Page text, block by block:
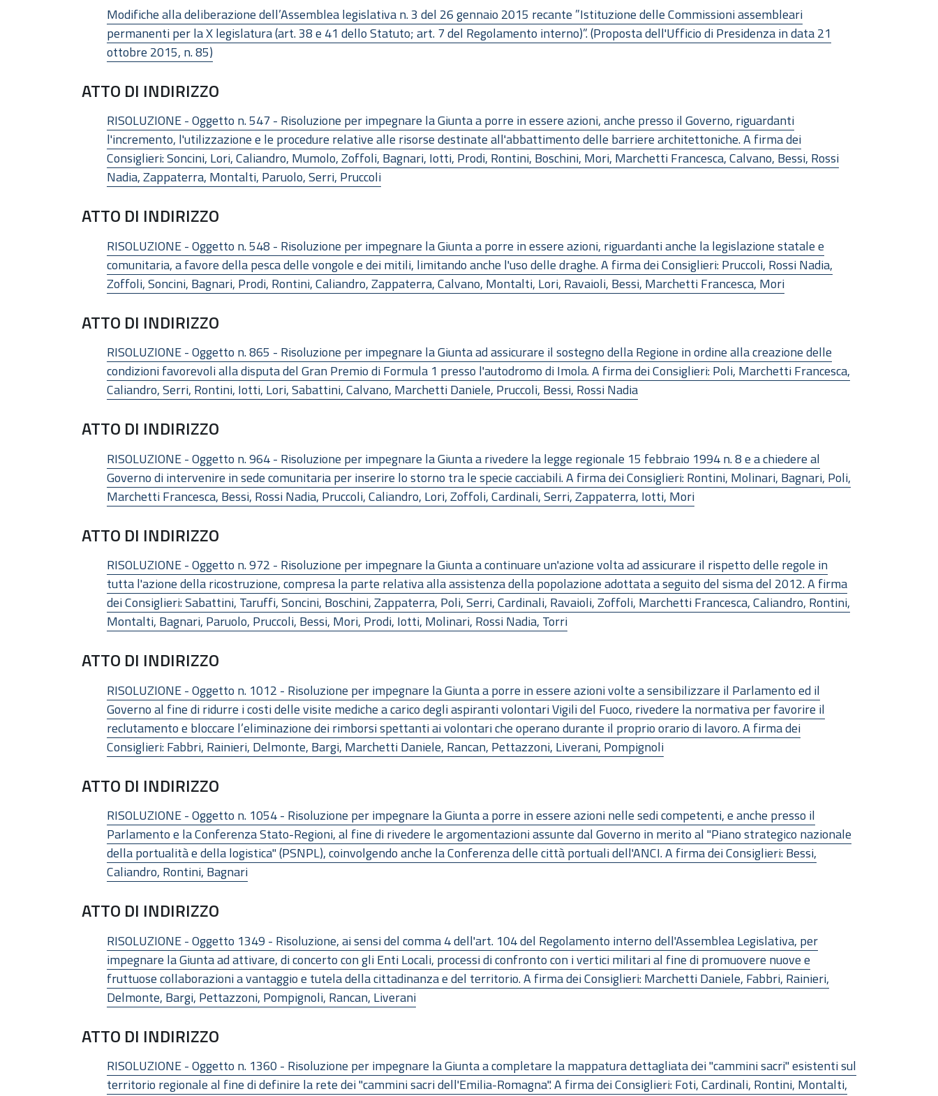
Modifiche alla deliberazione dell’Assemblea legislativa n. 3 del 26 gennaio 2015 recante ”Istituzione delle Commissioni assembleari
permanenti per la X legislatura (art. 38 e 41 dello Statuto; art. 7 del Regolamento interno)”. (Proposta dell'Ufficio di Presidenza in data 21
ottobre 2015, n. 85)
ATTO DI INDIRIZZO
RISOLUZIONE - Oggetto n. 547 - Risoluzione per impegnare la Giunta a porre in essere azioni, anche presso il Governo, riguardanti
l'incremento, l'utilizzazione e le procedure relative alle risorse destinate all'abbattimento delle barriere architettoniche. A firma dei
Consiglieri: Soncini, Lori, Caliandro, Mumolo, Zoffoli, Bagnari, Iotti, Prodi, Rontini, Boschini, Mori, Marchetti Francesca, Calvano, Bessi, Rossi
Nadia, Zappaterra, Montalti, Paruolo, Serri, Pruccoli
ATTO DI INDIRIZZO
RISOLUZIONE - Oggetto n. 548 - Risoluzione per impegnare la Giunta a porre in essere azioni, riguardanti anche la legislazione statale e
comunitaria, a favore della pesca delle vongole e dei mitili, limitando anche l'uso delle draghe. A firma dei Consiglieri: Pruccoli, Rossi Nadia,
Zoffoli, Soncini, Bagnari, Prodi, Rontini, Caliandro, Zappaterra, Calvano, Montalti, Lori, Ravaioli, Bessi, Marchetti Francesca, Mori
ATTO DI INDIRIZZO
RISOLUZIONE - Oggetto n. 865 - Risoluzione per impegnare la Giunta ad assicurare il sostegno della Regione in ordine alla creazione delle
condizioni favorevoli alla disputa del Gran Premio di Formula 1 presso l'autodromo di Imola. A firma dei Consiglieri: Poli, Marchetti Francesca,
Caliandro, Serri, Rontini, Iotti, Lori, Sabattini, Calvano, Marchetti Daniele, Pruccoli, Bessi, Rossi Nadia
ATTO DI INDIRIZZO
RISOLUZIONE - Oggetto n. 964 - Risoluzione per impegnare la Giunta a rivedere la legge regionale 15 febbraio 1994 n. 8 e a chiedere al
Governo di intervenire in sede comunitaria per inserire lo storno tra le specie cacciabili. A firma dei Consiglieri: Rontini, Molinari, Bagnari, Poli,
Marchetti Francesca, Bessi, Rossi Nadia, Pruccoli, Caliandro, Lori, Zoffoli, Cardinali, Serri, Zappaterra, Iotti, Mori
ATTO DI INDIRIZZO
RISOLUZIONE - Oggetto n. 972 - Risoluzione per impegnare la Giunta a continuare un'azione volta ad assicurare il rispetto delle regole in
tutta l'azione della ricostruzione, compresa la parte relativa alla assistenza della popolazione adottata a seguito del sisma del 2012. A firma
dei Consiglieri: Sabattini, Taruffi, Soncini, Boschini, Zappaterra, Poli, Serri, Cardinali, Ravaioli, Zoffoli, Marchetti Francesca, Caliandro, Rontini,
Montalti, Bagnari, Paruolo, Pruccoli, Bessi, Mori, Prodi, Iotti, Molinari, Rossi Nadia, Torri
ATTO DI INDIRIZZO
RISOLUZIONE - Oggetto n. 1012 - Risoluzione per impegnare la Giunta a porre in essere azioni volte a sensibilizzare il Parlamento ed il
Governo al fine di ridurre i costi delle visite mediche a carico degli aspiranti volontari Vigili del Fuoco, rivedere la normativa per favorire il
reclutamento e bloccare l’eliminazione dei rimborsi spettanti ai volontari che operano durante il proprio orario di lavoro. A firma dei
Consiglieri: Fabbri, Rainieri, Delmonte, Bargi, Marchetti Daniele, Rancan, Pettazzoni, Liverani, Pompignoli
ATTO DI INDIRIZZO
RISOLUZIONE - Oggetto n. 1054 - Risoluzione per impegnare la Giunta a porre in essere azioni nelle sedi competenti, e anche presso il
Parlamento e la Conferenza Stato-Regioni, al fine di rivedere le argomentazioni assunte dal Governo in merito al "Piano strategico nazionale
della portualità e della logistica" (PSNPL), coinvolgendo anche la Conferenza delle città portuali dell'ANCI. A firma dei Consiglieri: Bessi,
Caliandro, Rontini, Bagnari
ATTO DI INDIRIZZO
RISOLUZIONE - Oggetto 1349 - Risoluzione, ai sensi del comma 4 dell'art. 104 del Regolamento interno dell'Assemblea Legislativa, per
impegnare la Giunta ad attivare, di concerto con gli Enti Locali, processi di confronto con i vertici militari al fine di promuovere nuove e
fruttuose collaborazioni a vantaggio e tutela della cittadinanza e del territorio. A firma dei Consiglieri: Marchetti Daniele, Fabbri, Rainieri,
Delmonte, Bargi, Pettazzoni, Pompignoli, Rancan, Liverani
ATTO DI INDIRIZZO
RISOLUZIONE - Oggetto n. 1360 - Risoluzione per impegnare la Giunta a completare la mappatura dettagliata dei "cammini sacri" esistenti sul
territorio regionale al fine di definire la rete dei "cammini sacri dell'Emilia-Romagna". A firma dei Consiglieri: Foti, Cardinali, Rontini, Montalti,